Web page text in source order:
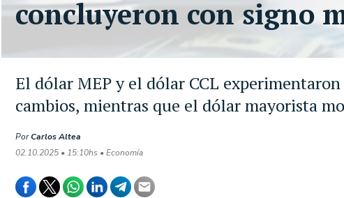
El dólar MEP y el dólar CCL
cambios, mientras que el dólar mayorista
PorCarlos Altea
02.10.2025 • 15:10hs • Economía
concluyeron con signo